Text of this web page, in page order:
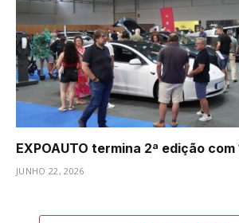
EXPOAUTO termina 2ª edição
JUNHO 22, 2026